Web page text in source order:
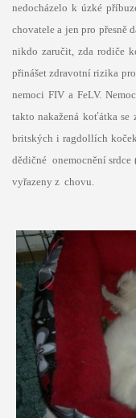
nedocházelo k úzké
chovatele a jen pro přesně
nikdo zaručit, zda rodiče
přinášet zdravotní rizika
nemoci FIV a FeLV.
takto nakažená koťátka
britských i ragdollích
dědičné onemocnění
vyřazeny z chovu.